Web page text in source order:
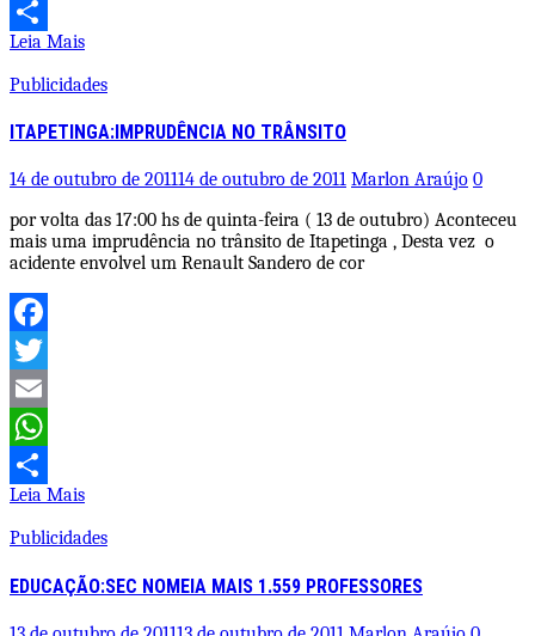
WhatsApp
Share
Leia Mais
Publicidades
ITAPETINGA:IMPRUDÊNCIA NO TRÂNSITO
14 de outubro de 201114 de outubro de 2011 Marlon Araújo 0
por volta das 17:00 hs de quinta-feira ( 13 de outubro) Aconteceu
mais uma imprudência no trânsito de Itapetinga , Desta vez o
acidente envolvel um Renault Sandero de cor
Facebook
Twitter
Email
WhatsApp
Share
Leia Mais
Publicidades
EDUCAÇÃO:SEC NOMEIA MAIS 1.559 PROFESSORES